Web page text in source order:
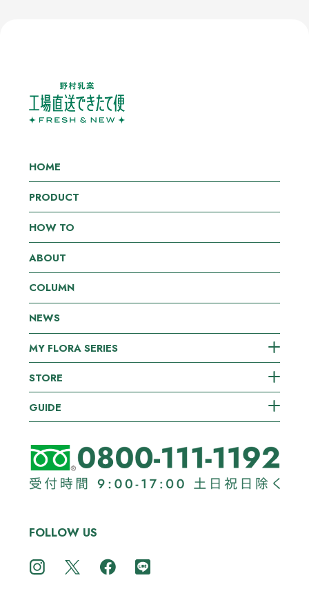
HOME
PRODUCT
HOW TO
ABOUT
COLUMN
NEWS
MY FLORA SERIES
STORE
GUIDE
FOLLOW US